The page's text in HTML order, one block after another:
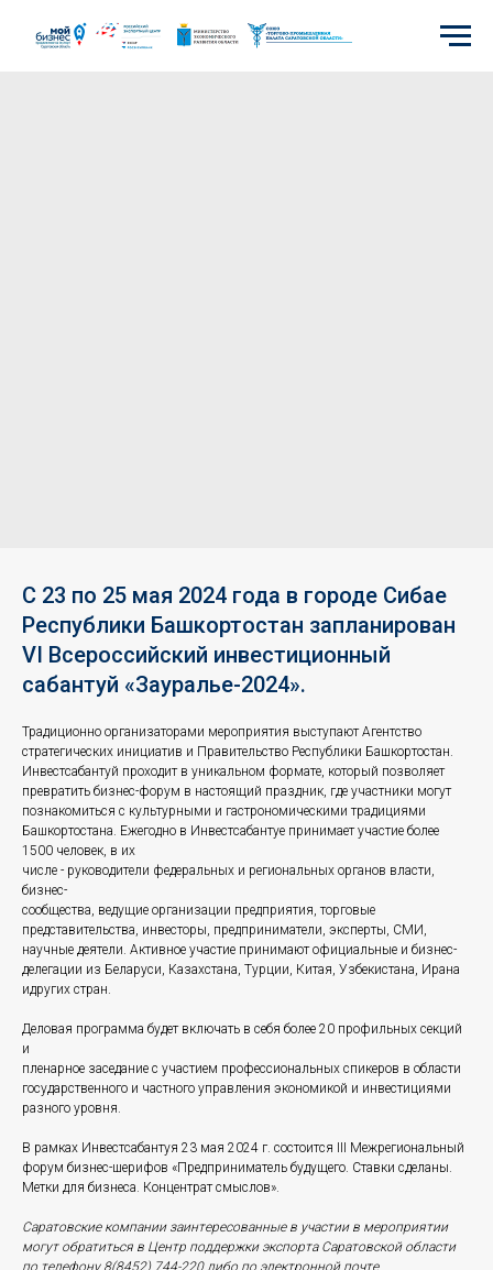
С 23 по 25 мая 2024 года в городе Сибае
Республики Башкортостан запланирован
VI Всероссийский инвестиционный
сабантуй «Зауралье-2024».
Традиционно организаторами мероприятия выступают Агентство
стратегических инициатив и Правительство Республики Башкортостан.
Инвестсабантуй проходит в уникальном формате, который позволяет
превратить бизнес-форум в настоящий праздник, где участники могут
познакомиться с культурными и гастрономическими традициями
Башкортостана. Ежегодно в Инвестсабантуе принимает участие более
1500 человек, в их
числе - руководители федеральных и региональных органов власти,
бизнес-
сообщества, ведущие организации предприятия, торговые
представительства, инвесторы, предприниматели, эксперты, СМИ,
научные деятели. Активное участие принимают официальные и бизнес-
делегации из Беларуси, Казахстана, Турции, Китая, Узбекистана, Ирана
идругих стран.
Деловая программа будет включать в себя более 20 профильных секций
и
пленарное заседание с участием профессиональных спикеров в области
государственного и частного управления экономикой и инвестициями
разного уровня.
В рамках Инвестсабантуя 23 мая 2024 г. состоится III Межрегиональный
форум бизнес-шерифов «Предприниматель будущего. Ставки сделаны.
Метки для бизнеса. Концентрат смыслов».
Саратовские компании заинтересованные в участии в мероприятии
могут обратиться в Центр поддержки экспорта Саратовской области
по телефону 8(8452) 744-220 либо по электронной почте